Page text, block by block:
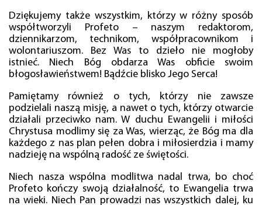
Dziękujemy także wszystkim, którzy w różny sposób
współtworzyli Profeto – naszym redaktorom,
dziennikarzom, technikom, współpracownikom i
wolontariuszom. Bez Was to dzieło nie mogłoby
istnieć. Niech Bóg obdarza Was obficie swoim
błogosławieństwem! Bądźcie blisko Jego Serca!
Pamiętamy również o tych, którzy nie zawsze
podzielali naszą misję, a nawet o tych, którzy otwarcie
działali przeciwko nam. W duchu Ewangelii i miłości
Chrystusa modlimy się za Was, wierząc, że Bóg ma dla
każdego z nas plan pełen dobra i miłosierdzia i mamy
nadzieję na wspólną radość ze świętości.
Niech nasza wspólna modlitwa nadal trwa, bo choć
Profeto kończy swoją działalność, to Ewangelia trwa
na wieki. Niech Pan prowadzi nas wszystkich dalej, ku